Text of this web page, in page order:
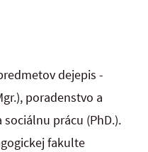
dejepis -
poradenstvo a
prácu (PhD.).
fakulte